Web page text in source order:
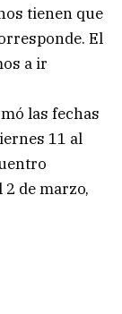
tienen que
El
a ir
las fechas
11 al
de marzo,